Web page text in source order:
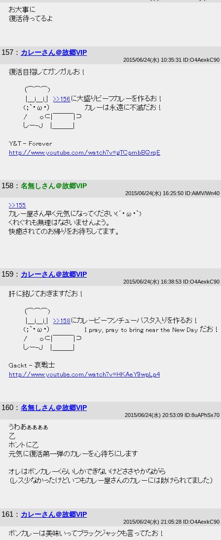
お大事に
復活待ってるよ
157 ： カレーさん＠故郷VIP
2015/06/24(水) 10:35:31 ID:O4AexkC90
復活目指してガンガルお！
（⌒⌒⌒)
|＿i＿i_| >>156 に大盛りビーフカレーを作るお！
(；`・ω・）　　　　　　　カレーは永遠に不滅だお！
/　　 ｏ⊂|￣￣￣|⊃
しー-Ｊ　 |＿＿＿|
Y&T - Forever
http://www.youtube.com/watch?v=gTCpmbBQrqE
158 ： 名無しさん＠故郷VIP
2015/06/24(水) 16:25:50 ID:AiMV/Wn40
>>155
カレー屋さん早く元気になってください(´・ω・`)
くれぐれも無理はなさいませんよう。
快癒されてのお帰りをお待ちしてます。
159 ： カレーさん＠故郷VIP
2015/06/24(水) 16:38:53 ID:O4AexkC90
肝に銘じておきますだお！
（⌒⌒⌒)
|＿i＿i_| >>158 にカレービーフシチューパスタ入りを作るお！
(；`・ω・）　　　　　　　I pray, pray to bring near the New Day だお
/　　 ｏ⊂|￣￣￣|⊃
しー-Ｊ　 |＿＿＿|
Gackt - 哀戦士
http://www.youtube.com/watch?v=HKAeY9wpLp4
160 ： 名無しさん＠故郷VIP
2015/06/24(水) 20:53:09 ID:8uAPhSx70
うわあぁぁぁぁ
乙
ホントに乙
元気に復活第一弾のカレーを心待ちにします
オレはボンカレーくらいしかできないけどささやかながら
（レス少なかったけどいつもカレー屋さんのカレーには助けられてました）
161 ： カレーさん＠故郷VIP
2015/06/24(水) 21:05:28 ID:O4AexkC90
ボンカレーは美味いってブラックジャックも言ってたお！